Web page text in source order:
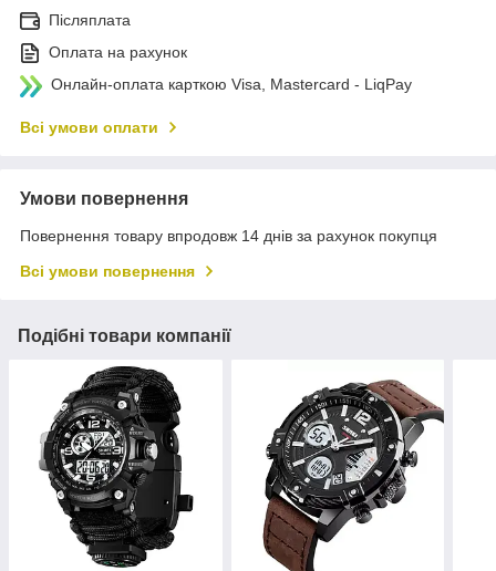
Післяплата
Оплата на рахунок
Онлайн-оплата карткою Visa, Mastercard - LiqPay
Всі умови оплати
Умови повернення
Повернення товару впродовж 14 днів за рахунок покупця
Всі умови повернення
Подібні товари компанії